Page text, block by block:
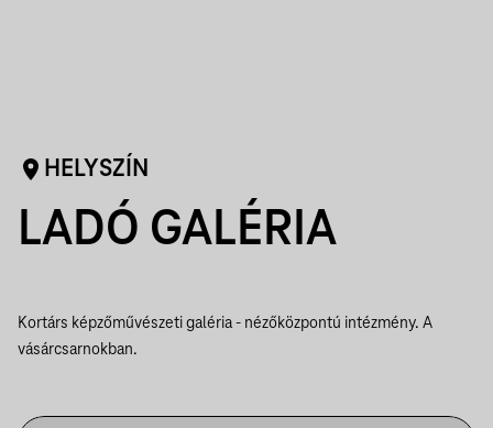
HELYSZÍN
LADÓ GALÉRIA
Kortárs képzőművészeti galéria - nézőközpontú intézmény. A
vásárcsarnokban.